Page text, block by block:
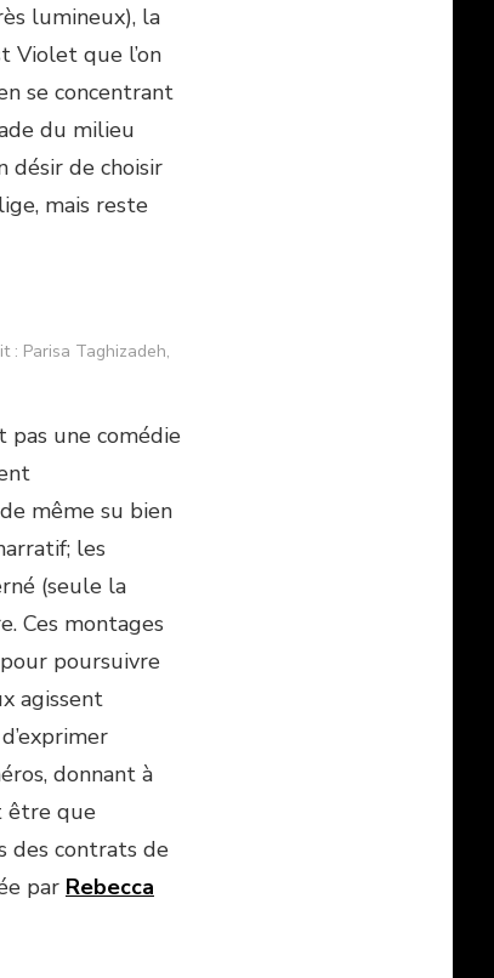
lumineux), la
Violet que l’on
se concentrant
du milieu
désir de choisir
mais reste
: Parisa Taghizadeh,
pas une comédie
même su bien
les
(seule la
Ces montages
poursuivre
agissent
donnant à
être que
des contrats de
par Rebecca